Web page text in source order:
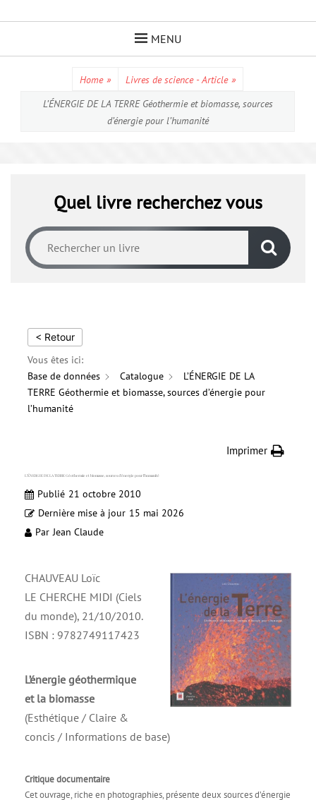
MENU
Home » Livres de science - Article »
L’ÉNERGIE DE LA TERRE Géothermie et biomasse, sources
d’énergie pour l’humanité
Quel livre recherchez vous
< Retour
Vous êtes ici:
Base de données
Catalogue
L’ÉNERGIE DE LA
TERRE Géothermie et biomasse, sources d’énergie pour
l’humanité
Imprimer
L’ÉNERGIE DE LA TERRE Géothermie et biomasse, sources d’énergie pour l’humanité
Publié 21 octobre 2010
Dernière mise à jour 15 mai 2026
Par Jean Claude
CHAUVEAU Loïc
LE CHERCHE MIDI (Ciels
du monde), 21/10/2010.
ISBN : 9782749117423
L’énergie géothermique
et la biomasse
(Esthétique / Claire &
concis / Informations de base)
Critique documentaire
Cet ouvrage, riche en photographies, présente deux sources d’énergie